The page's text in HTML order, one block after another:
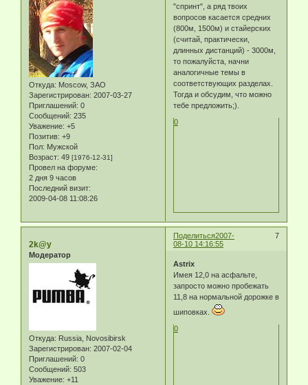
Откуда: Moscow, ЗАО
Зарегистрирован: 2007-03-27
Приглашений: 0
Сообщений: 235
Уважение: +5
Позитив: +9
Пол: Мужской
Возраст: 49 [1976-12-31]
Провел на форуме:
2 дня 9 часов
Последний визит:
2009-04-08 11:08:26
"спринт", а ряд твоих
вопросов касается средних
(800м, 1500м) и стайерских
(считай, практически,
длинных дистанций) - 3000м,
то пожалуйста, начни
аналогичные темы в
соответствующих разделах.
Тогда и обсудим, что можно
тебе предложить;).
0
Поделиться 7
2007-
08-10 14:16:55
2k@y
Модератор
Откуда: Russia, Novosibirsk
Зарегистрирован: 2007-02-04
Приглашений: 0
Сообщений: 503
Уважение: +11
Astrix
Имея 12,0 на асфальте,
запросто можно пробежать
11,8 на нормальной дорожке в
шиповках.
0